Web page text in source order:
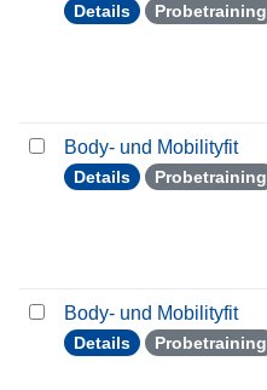
Details Probetraining
Body- und Mobilityfit
Details Probetraining
Body- und Mobilityfit
Details Probetraining